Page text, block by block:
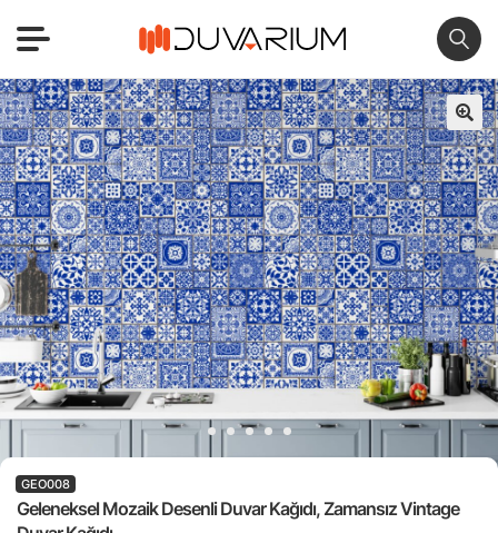
🔍
Geleneksel Mozaik Desenli Duvar Kağıdı, Zamansız Vintage
GEO008